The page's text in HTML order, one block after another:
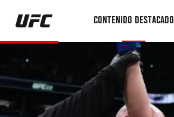
Pasar
contenido
principal
CONTENIDO DESTACADO